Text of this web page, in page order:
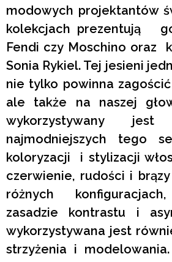
modowych projektantów
kolekcjach prezentują
Fendi czy Moschino oraz
Sonia Rykiel. Tej jesieni
nie tylko powinna
ale także na naszej
wykorzystywany
najmodniejszych tego
koloryzacji i stylizacji
czerwienie, rudości i
różnych
zasadzie kontrastu i
wykorzystywana jest
strzyżenia i